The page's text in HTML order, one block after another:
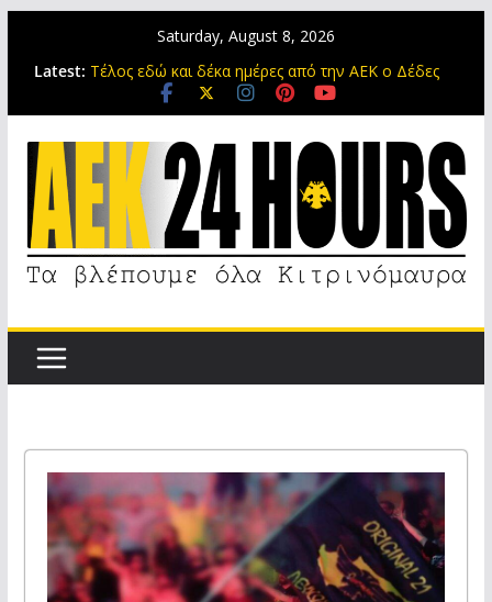
Saturday, August 8, 2026
Latest:
Στη μνήμη του Μιχάλη της ΑΕΚ
Τέλος εδώ και δέκα ημέρες από την ΑΕΚ ο Δέδες
Τελευταίο τεστάρισμα για την ΑΕΚ πριν το Super
Cup
Πειρατές του Ονείρου: Αθάνατος
Original 21: Αύριο στη Νέα Φιλαδέλφεια για τον
αδελφό μας Μιχάλη